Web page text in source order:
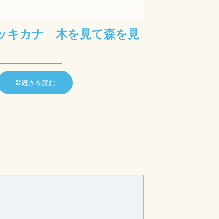
キカナ 木を見て森を見
続きを読む